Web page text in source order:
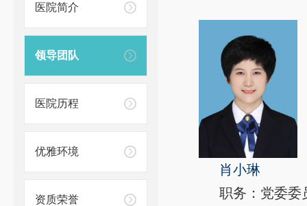
医院简介
领导团队
医院历程
优雅环境
资质荣誉
肖小琳
职务：党委委